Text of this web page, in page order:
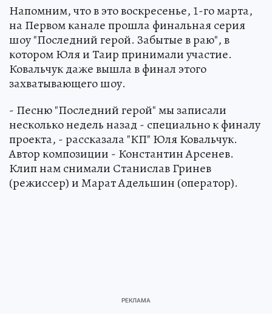
Напомним, что в это воскресенье, 1-го марта,
на Первом канале прошла финальная серия
шоу "Последний герой. Забытые в раю", в
котором Юля и Таир принимали участие.
Ковальчук даже вышла в финал этого
захватывающего шоу.
- Песню "Последний герой" мы записали
несколько недель назад - специально к финалу
проекта, - рассказала "КП" Юля Ковальчук.
Автор композиции - Константин Арсенев.
Клип нам снимали Станислав Гринев
(режиссер) и Марат Адельшин (оператор).